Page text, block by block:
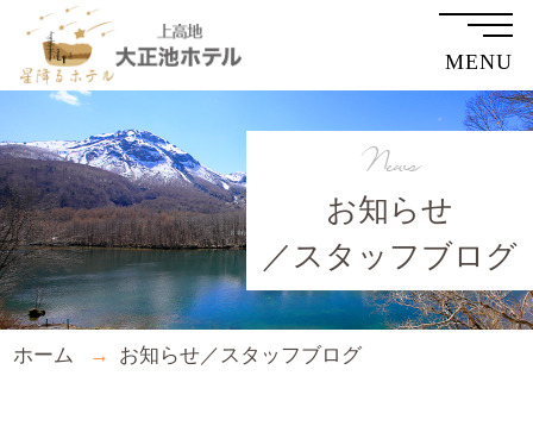
MENU
お知らせ
／スタッフブログ
News
ホーム お知らせ／スタッフブログ